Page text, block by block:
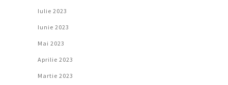
Iulie 2023
Iunie 2023
Mai 2023
Aprilie 2023
Martie 2023